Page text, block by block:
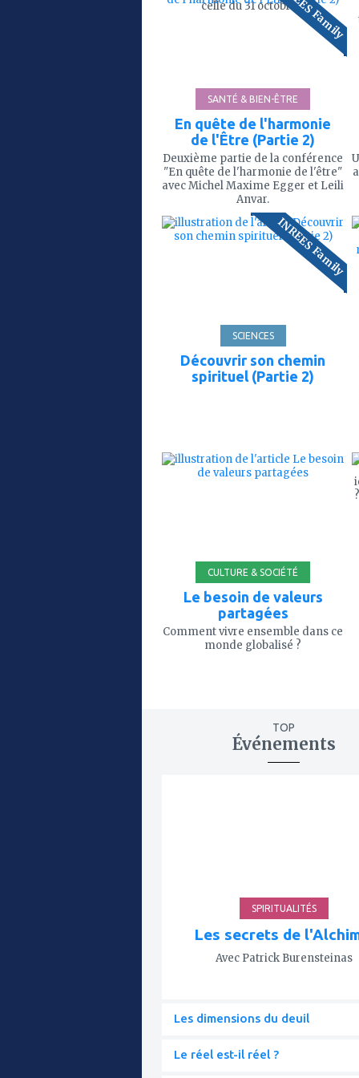
celle du 31 octobre ?
SANTÉ & BIEN-ÊTRE
En quête de l'harmonie
de l'Être (Partie 2)
Deuxième partie de la conférence
"En quête de l'harmonie de l'être"
avec Michel Maxime Egger et Leili
Anvar.
à
mes
INREES Family
SCIENCES
Découvrir son chemin
spirituel (Partie 2)
à
mes
CULTURE & SOCIÉTÉ
Le besoin de valeurs
partagées
Comment vivre ensemble dans ce
monde globalisé ?
TOP
Événements
SPIRITUALITÉS
Les secrets de
Avec Patrick Burensteinas
Les dimensions du deuil
Le réel est-il réel ?